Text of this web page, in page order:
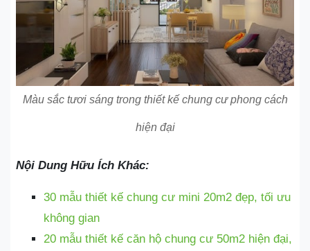
Màu sắc tươi sáng trong thiết kế chung cư phong cách
hiện đại
Nội Dung Hữu Ích Khác:
30 mẫu thiết kế chung cư mini 20m2 đẹp, tối ưu
không gian
20 mẫu thiết kế căn hộ chung cư 50m2 hiện đại,